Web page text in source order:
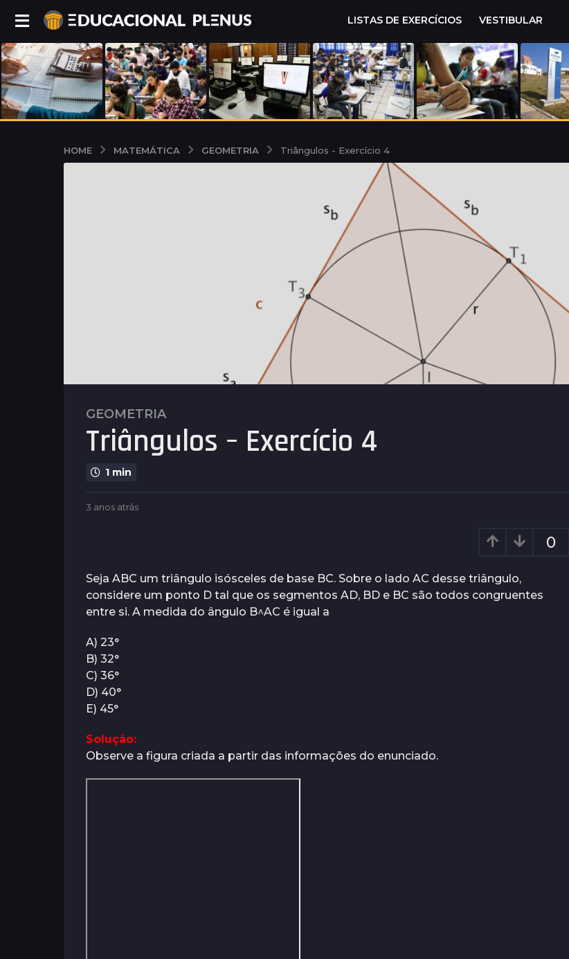
LISTAS DE EXERCÍCIOS VESTIBULAR
HOME MATEMÁTICA GEOMETRIA Triângulos - Exercício 4
3
a
n
o
t
3
a
n
s
a
t
r
á
GEOMETRIA
Triângulos – Exercício 4
1 min
b
n
u
s
3 anos atrás
t
r
á
0
Seja ABC um triângulo isósceles de base BC. Sobre o lado AC desse triângulo,
considere um ponto D tal que os segmentos AD, BD e BC são todos congruentes
entre si. A medida do ângulo B^AC é igual a
A) 23°
B) 32°
C) 36°
D) 40°
E) 45°
Solução:
Observe a figura criada a partir das informações do enunciado.